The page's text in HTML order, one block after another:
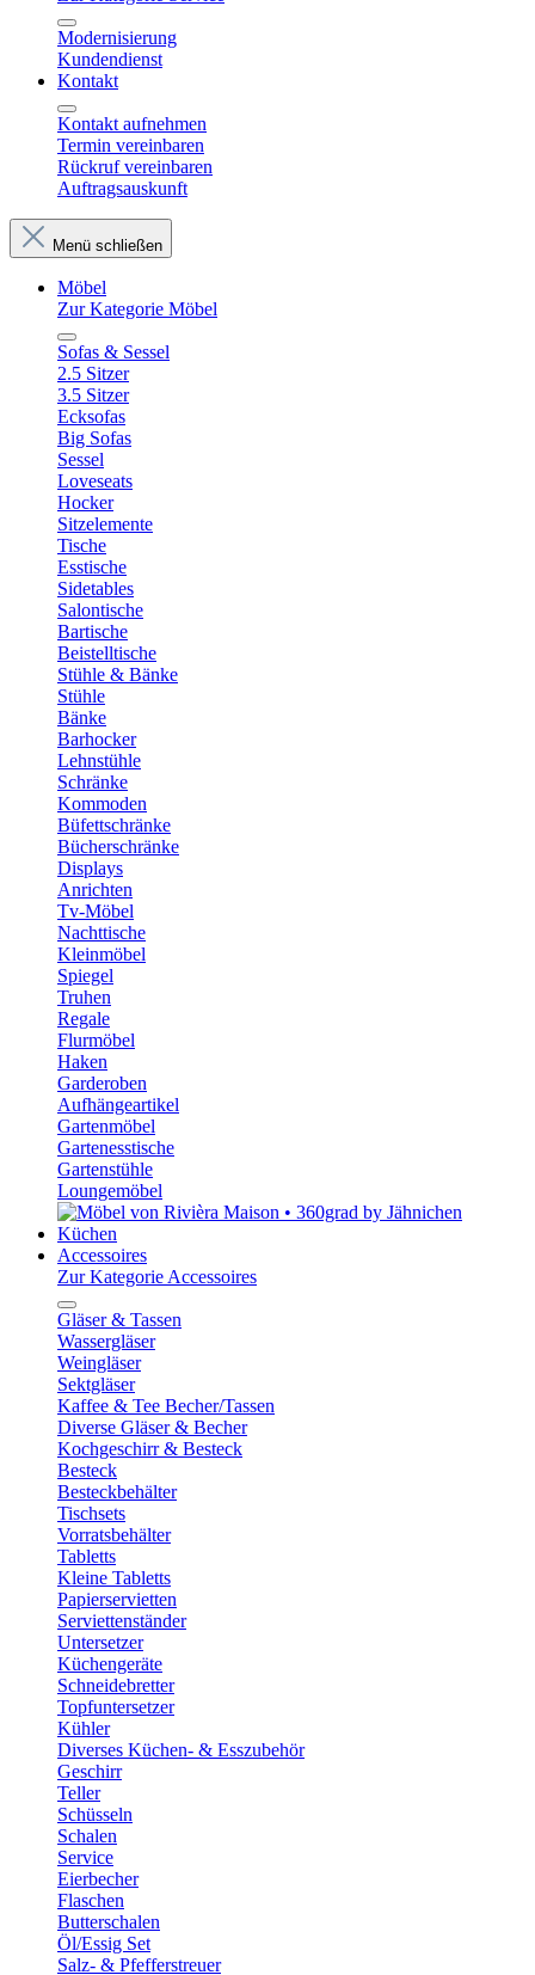
Modernisierung
Kundendienst
Kontakt
Kontakt aufnehmen
Termin vereinbaren
Rückruf vereinbaren
Auftragsauskunft
Menü schließen
Möbel
Zur Kategorie Möbel
Sofas & Sessel
2.5 Sitzer
3.5 Sitzer
Ecksofas
Big Sofas
Sessel
Loveseats
Hocker
Sitzelemente
Tische
Esstische
Sidetables
Salontische
Bartische
Beistelltische
Stühle & Bänke
Stühle
Bänke
Barhocker
Lehnstühle
Schränke
Kommoden
Büfettschränke
Bücherschränke
Displays
Anrichten
Tv-Möbel
Nachttische
Kleinmöbel
Spiegel
Truhen
Regale
Flurmöbel
Haken
Garderoben
Aufhängeartikel
Gartenmöbel
Gartenesstische
Gartenstühle
Loungemöbel
Küchen
Accessoires
Zur Kategorie Accessoires
Gläser & Tassen
Wassergläser
Weingläser
Sektgläser
Kaffee & Tee Becher/Tassen
Diverse Gläser & Becher
Kochgeschirr & Besteck
Besteck
Besteckbehälter
Tischsets
Vorratsbehälter
Tabletts
Kleine Tabletts
Papierservietten
Serviettenständer
Untersetzer
Küchengeräte
Schneidebretter
Topfuntersetzer
Kühler
Diverses Küchen- & Esszubehör
Geschirr
Teller
Schüsseln
Schalen
Service
Eierbecher
Flaschen
Butterschalen
Öl/Essig Set
Salz- & Pfefferstreuer